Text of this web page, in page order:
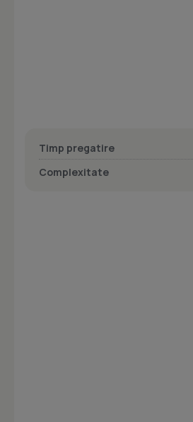
Timp pregatire
Complexitate